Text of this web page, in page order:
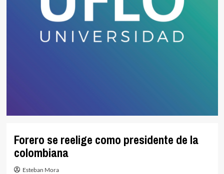
Forero se reelige como presidente de la
colombiana
Esteban Mora